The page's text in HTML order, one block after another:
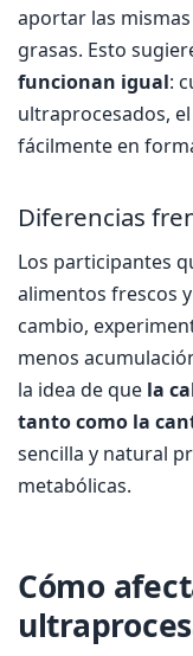
aportar las
grasas. Esto
funcionan igual:
ultraprocesados,
fácilmente en
Diferencias
Los participantes
alimentos frescos
cambio,
menos
la idea de que la
tanto como la
sencilla y natural
metabólicas.
Cómo